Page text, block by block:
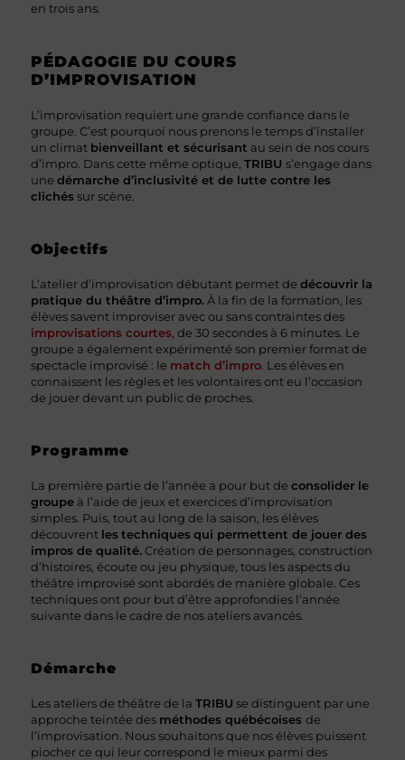
en trois ans.
PÉDAGOGIE DU COURS
D’IMPROVISATION
L’improvisation requiert une grande confiance dans le
groupe. C’est pourquoi nous prenons le temps d’installer
un climat bienveillant et sécurisant au sein de nos cours
d’impro. Dans cette même optique, TRIBU s’engage dans
une démarche d’inclusivité et de lutte contre les
clichés sur scène.
Objectifs
L’atelier d’improvisation débutant permet de découvrir la
pratique du théâtre d’impro. À la fin de la formation, les
élèves savent improviser avec ou sans contraintes des
improvisations courtes , de 30 secondes à 6 minutes. Le
groupe a également expérimenté son premier format de
spectacle improvisé : le match d’impro . Les élèves en
connaissent les règles et les volontaires ont eu l’occasion
de jouer devant un public de proches.
Programme
La première partie de l’année a pour but de consolider le
groupe à l’aide de jeux et exercices d’improvisation
simples. Puis, tout au long de la saison, les élèves
découvrent les techniques qui permettent de jouer des
impros de qualité. Création de personnages, construction
d’histoires, écoute ou jeu physique, tous les aspects du
théâtre improvisé sont abordés de manière globale. Ces
techniques ont pour but d’être approfondies l’année
suivante dans le cadre de nos ateliers avancés.
Démarche
Les ateliers de théâtre de la TRIBU se distinguent par une
approche teintée des méthodes québécoises de
l’improvisation. Nous souhaitons que nos élèves puissent
piocher ce qui leur correspond le mieux parmi des